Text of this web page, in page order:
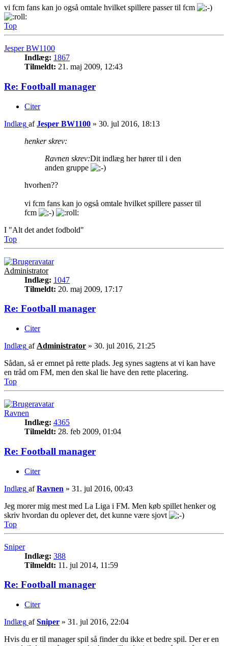
vi fcm fans kan jo også omtale hvilket spillere passer til fcm
Top
Jesper BW1100
Indlæg: 1867
Tilmeldt: 21. maj 2009, 12:43
Re: Football manager
Citer
Indlæg afJesper BW1100 » 30. jul 2016, 18:13
henker skrev:
Ravnen skrev:Dit indlæg her hører til i den
anden gruppe
hvorhen??
vi fcm fans kan jo også omtale hvilket spillere passer til
fcm
I "Alt det andet fodbold"
Top
Administrator
Indlæg: 1047
Tilmeldt: 20. maj 2009, 17:17
Re: Football manager
Citer
Indlæg af Administrator » 30. jul 2016, 21:25
Sådan, så er emnet på rette plads. Jeg synes sagtens at vi kan have
en tråd om FM, men den skal lie have den rette placering.
Top
Ravnen
Indlæg: 4365
Tilmeldt: 28. feb 2009, 01:04
Re: Football manager
Citer
Indlæg afRavnen » 31. jul 2016, 00:43
Jeg morer mig mest med La Liga i FM. Men køb spillet henker og
skriv hvordan du oplever det, det kunne være sjovt
Top
Sniper
Indlæg: 388
Tilmeldt: 11. jul 2014, 11:59
Re: Football manager
Citer
Indlæg afSniper » 31. jul 2016, 22:04
Hvis du er til manager spil så finder du ikke et bedre spil. Der er en